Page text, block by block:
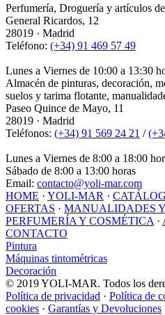
Perfumería, Droguería y artículos
General Ricardos, 12
28019 · Madrid
Teléfono: (+34) 91 469 57 49
Lunes a Viernes de 10:00 a 13:30
Almacén de pinturas, decoración,
suelos y tarima flotante,
Paseo Quince de Mayo, 11
28019 · Madrid
Teléfonos: (+34) 91 569 24 21 /
Lunes a Viernes de 8:00 a 18:00
Sábado de 8:00 a 13:00 horas
Email: contacto@yoli-mar.com
HOME · YOLI-MAR ·
OFERTAS · MANUALIDADES
PERFUMERÍA Y COSMÉTICA ·
CONTACTO
Pintura
Máquinas tintométricas
Decoración
© 2019 YOLI-MAR. Todos los
Política de privacidad · Política de
cookies · Garantías y Devoluciones